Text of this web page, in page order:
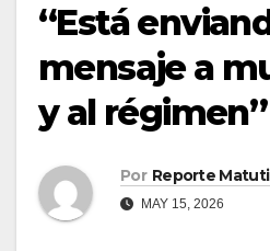
“Está
mensaje a
y al régimen”
Por Reporte
MAY 15, 2026